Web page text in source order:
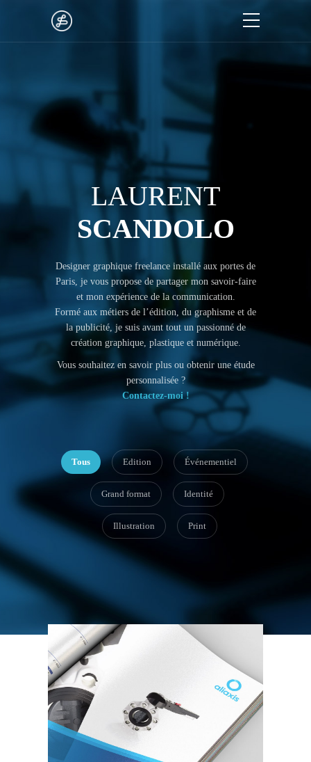
LAURENT
SCANDOLO
Designer graphique freelance installé aux portes de
Paris, je vous propose de partager mon savoir-faire
et mon expérience de la communication.
Formé aux métiers de l’édition, du graphisme et de
la publicité, je suis avant tout un passionné de
création graphique, plastique et numérique.
Vous souhaitez en savoir plus ou obtenir une étude
personnalisée ?
Contactez-moi !
Tous Edition Événementiel
Grand format Identité
Illustration Print